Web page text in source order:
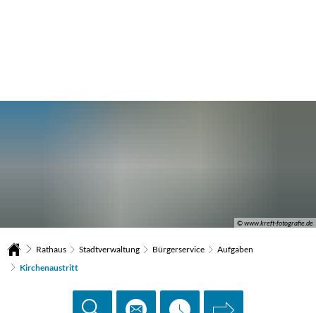
© www.kreft-fotografie.de
Rathaus Stadtverwaltung Bürgerservice
Aufgaben
Kirchenaustritt